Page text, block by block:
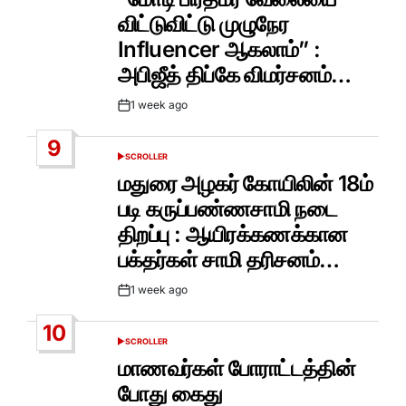
விட்டுவிட்டு முழுநேர
Influencer ஆகலாம்” :
அபிஜீத் திப்கே விமர்சனம்…
Post1 week ago
9
POSTED
SCROLLER
மதுரை அழகர் கோயிலின் 18ம்
படி கருப்பண்ணசாமி நடை
திறப்பு : ஆயிரக்கணக்கான
பக்தர்கள் சாமி தரிசனம்…
Post1 week ago
10
POSTED
SCROLLER
மாணவர்கள் போராட்டத்தின்
போது கைது